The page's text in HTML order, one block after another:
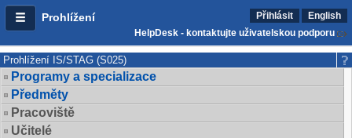
Prohlížení Přihlásit
English
HelpDesk - kontaktujte uživatelskou podporu
Prohlížení IS/STAG (S025)
Programy a specializace
Předměty
Pracoviště
Učitelé